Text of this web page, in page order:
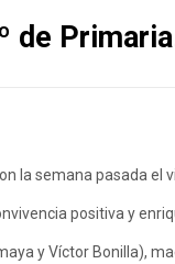
de
la semana pasada el
positiva y
y Víctor Bonilla),